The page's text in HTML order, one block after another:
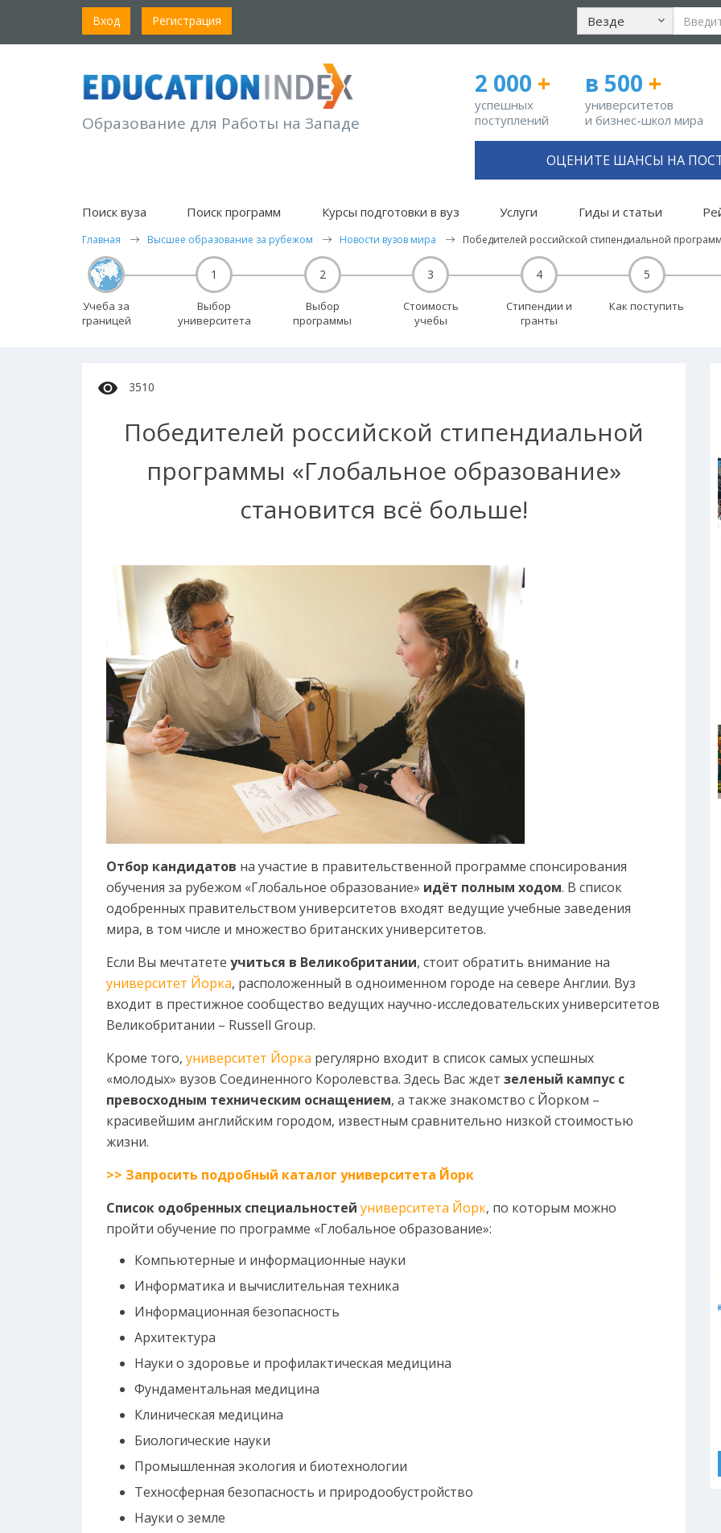
Вход Регистрация Везде
Образование для Работы на Западе
2 000 +
успешных
поступлений
в 500 +
университетов
и бизнес-школ мира
ОЦЕНИТЕ ШАНСЫ НА
Поиск вуза Поиск программ Курсы подготовки в вуз Услуги Гиды и статьи
Главная Высшее образование за рубежом Новости вузов мира Победителей российской стипендиальной
Учеба за
границей
1
Выбор
университета
2
Выбор
программы
3
Стоимость
учебы
4
Стипендии и
гранты
5
Как поступить
3510
Победителей российской стипендиальной
программы «Глобальное образование»
становится всё больше!
Отбор кандидатов на участие в правительственной программе спонсирования
обучения за рубежом «Глобальное образование» идёт полным ходом. В список
одобренных правительством университетов входят ведущие учебные заведения
мира, в том числе и множество британских университетов.
Если Вы мечтатете учиться в Великобритании, стоит обратить внимание на
университет Йорка, расположенный в одноименном городе на севере Англии. Вуз
входит в престижное сообщество ведущих научно-исследовательских университетов
Великобритании – Russell Group.
Кроме того, университет Йорка регулярно входит в список самых успешных
«молодых» вузов Соединенного Королевства. Здесь Вас ждет зеленый кампус с
превосходным техническим оснащением, а также знакомство с Йорком –
красивейшим английским городом, известным сравнительно низкой стоимостью
жизни.
>> Запросить подробный каталог университета Йорк
Список одобренных специальностей университета Йорк, по которым можно
пройти обучение по программе «Глобальное образование»:
Компьютерные и информационные науки
Информатика и вычислительная техника
Информационная безопасность
Архитектура
Науки о здоровье и профилактическая медицина
Фундаментальная медицина
Клиническая медицина
Биологические науки
Промышленная экология и биотехнологии
Техносферная безопасность и природообустройство
Науки о земле